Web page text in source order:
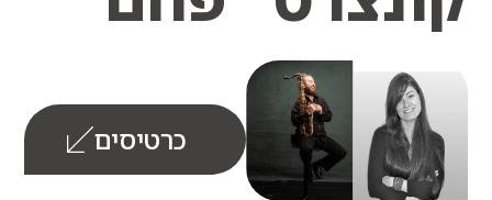
כרטיסים